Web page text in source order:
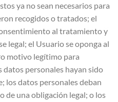
ya no sean necesarios para
recogidos o tratados; el
al tratamiento y
legal; el Usuario se oponga al
motivo legítimo para
personales hayan sido
datos personales deban
de una obligación legal; o los